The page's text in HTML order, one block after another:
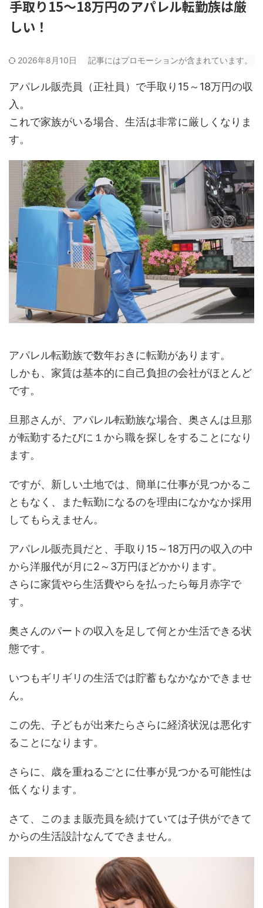
手取り15～18万円のアパレル転勤族は厳
しい！
2026年8月10日 記事にはプロモーションが含まれています。
アパレル販売員（正社員）で手取り15～18万円の収
入。
これで家族がいる場合、生活は非常に厳しくなりま
す。
アパレル転勤族で数年おきに転勤があります。
しかも、家賃は基本的に自己負担の会社がほとんど
です。
旦那さんが、アパレル転勤族な場合、奥さんは旦那
が転勤するたびに１から職を探しをすることになり
ます。
ですが、新しい土地では、簡単に仕事が見つかるこ
ともなく、また転勤になるのを理由になかなか採用
してもらえません。
アパレル販売員だと、手取り15～18万円の収入の中
から洋服代が月に2～3万円ほどかかります。
さらに家賃やら生活費やらを払ったら毎月赤字で
す。
奥さんのパートの収入を足して何とか生活できる状
態です。
いつもギリギリの生活では貯蓄もなかなかできませ
ん。
この先、子どもが出来たらさらに経済状況は悪化す
ることになります。
さらに、歳を重ねるごとに仕事が見つかる可能性は
低くなります。
さて、このまま販売員を続けていては子供ができて
からの生活設計なんてできません。